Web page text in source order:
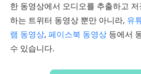
한 동영상에서 오디오를 추출하고
하는 트위터 동영상 뿐만 아니라, 유
램 동영상, 페이스북 동영상 등에서
수 있습니다.